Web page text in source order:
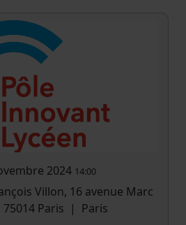
2024 14:00
Villon, 16 avenue Marc
75014 Paris | Paris